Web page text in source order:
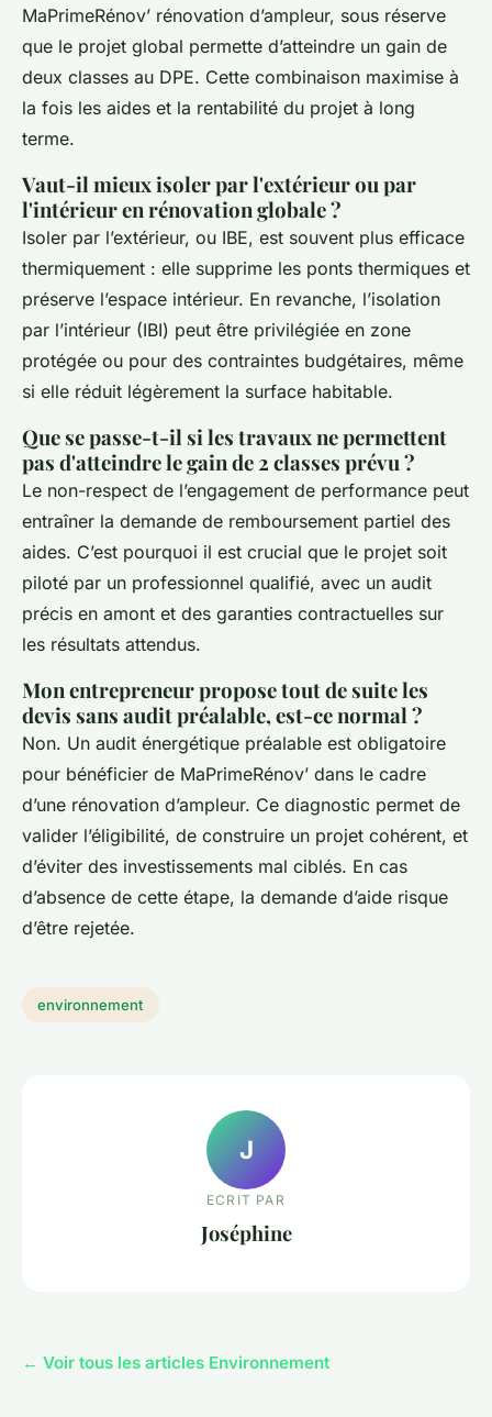
MaPrimeRénov’ rénovation d’ampleur, sous réserve
que le projet global permette d’atteindre un gain de
deux classes au DPE. Cette combinaison maximise à
la fois les aides et la rentabilité du projet à long
terme.
Vaut-il mieux isoler par l'extérieur ou par
l'intérieur en rénovation globale ?
Isoler par l’extérieur, ou IBE, est souvent plus efficace
thermiquement : elle supprime les ponts thermiques et
préserve l’espace intérieur. En revanche, l’isolation
par l’intérieur (IBI) peut être privilégiée en zone
protégée ou pour des contraintes budgétaires, même
si elle réduit légèrement la surface habitable.
Que se passe-t-il si les travaux ne permettent
pas d'atteindre le gain de 2 classes prévu ?
Le non-respect de l’engagement de performance peut
entraîner la demande de remboursement partiel des
aides. C’est pourquoi il est crucial que le projet soit
piloté par un professionnel qualifié, avec un audit
précis en amont et des garanties contractuelles sur
les résultats attendus.
Mon entrepreneur propose tout de suite les
devis sans audit préalable, est-ce normal ?
Non. Un audit énergétique préalable est obligatoire
pour bénéficier de MaPrimeRénov’ dans le cadre
d’une rénovation d’ampleur. Ce diagnostic permet de
valider l’éligibilité, de construire un projet cohérent, et
d’éviter des investissements mal ciblés. En cas
d’absence de cette étape, la demande d’aide risque
d’être rejetée.
environnement
J
ECRIT PAR
Joséphine
← Voir tous les articles Environnement